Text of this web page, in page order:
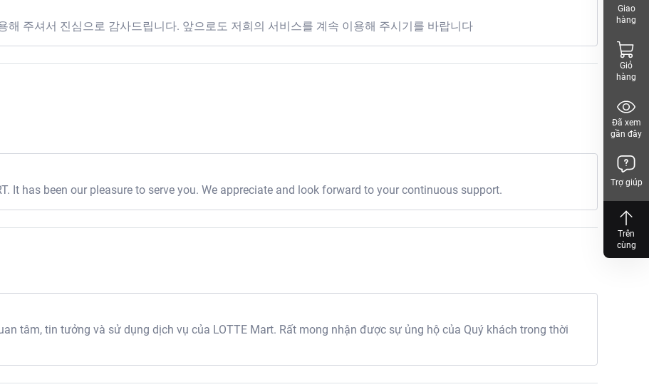
Bánh táo
Viện, Tân Phú, Tân Mỹ, Hồ Chí Minh, Việt Nam
해 주셔서 진심으로 감사드립니다. 앞으로도 저희의 서비스를 계속 이용해 주시기를 바랍니다
It has been our pleasure to serve you. We appreciate and look forward to your continuous support.
tâm, tin tưởng và sử dụng dịch vụ của LOTTE Mart. Rất mong nhận được sự ủng hộ của Quý khách trong thời
Giao
hàng
Giỏ
hàng
Đã xem
gần đây
Trợ giúp
Trên
cùng